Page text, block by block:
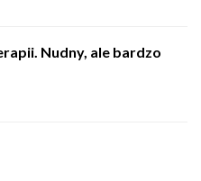
Nudny, ale bardzo